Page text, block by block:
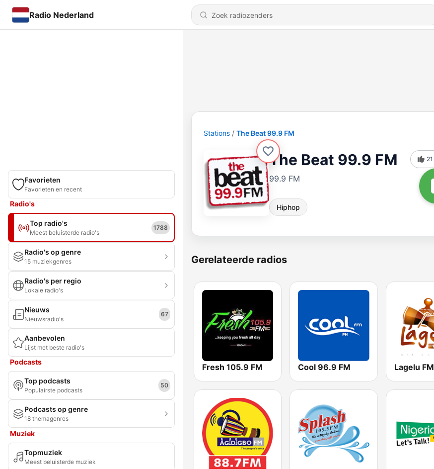
Radio Nederland
Favorieten
Favorieten en recent
Radio's
Top radio's
Meest beluisterde radio's
1788
Radio's op genre
15 muziekgenres
Radio's per regio
Lokale radio's
Nieuws
Nieuwsradio's
67
Aanbevolen
Lijst met beste radio's
Podcasts
Top podcasts
Populairste podcasts
50
Podcasts op genre
18 themagenres
Muziek
Topmuziek
Meest beluisterde muziek
Stations The Beat 99.9 FM
The Beat 99.9 FM
99.9 FM
Hiphop
21
Gerelateerde radios
Fresh 105.9 FM Cool 96.9 FM Lagelu FM